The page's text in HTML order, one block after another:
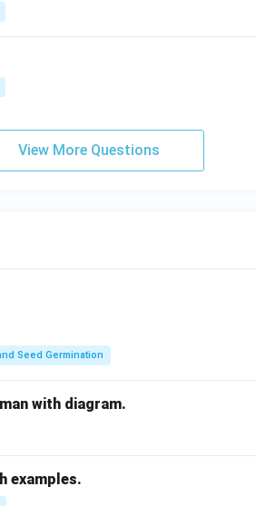
View More Questions
Seed Germination
with diagram.
examples.